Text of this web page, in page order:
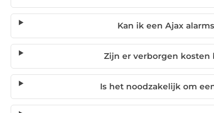
Kan ik een Ajax
Zijn er verborgen kosten
Is het noodzakelijk om